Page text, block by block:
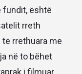
fundit, është
rreth
rrethuara me
në to bëhet
i filmuar